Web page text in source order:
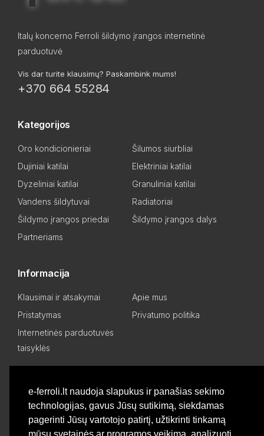
e-ferroli.lt naudoja slapukus ir panašias sekimo
technologijas, gavus Jūsų sutikimą, siekdamas
pagerinti Jūsų vartotojo patirtį, užtikrinti tinkamą
mūsų svetainės ar programos veikimą, analizuoti
Italų koncerno Ferroli šildymo įrangos internetinė
parduotuvė
Vis dar turite klausimų? Paskambink mums!
+370 664 55284
Kategorijos
Oro kondicionieriai
Šilumos siurbliai
Dujiniai katilai
Elektriniai katilai
Dyzeliniai katilai
Granuliniai katilai
Vandens šildytuvai
Radiatoriai
Šildymo įrangos priedai
Šildymo įrangos dalys
Partneriams
Informacija
Klausimai ir atsakymai
Apie mus
Pristatymas
Privatumo politika
Internetinės parduotuvės
taisyklės
Asmeninis kabinetas
Pageidavimų sąrašas
Palyginti produktus
Basket